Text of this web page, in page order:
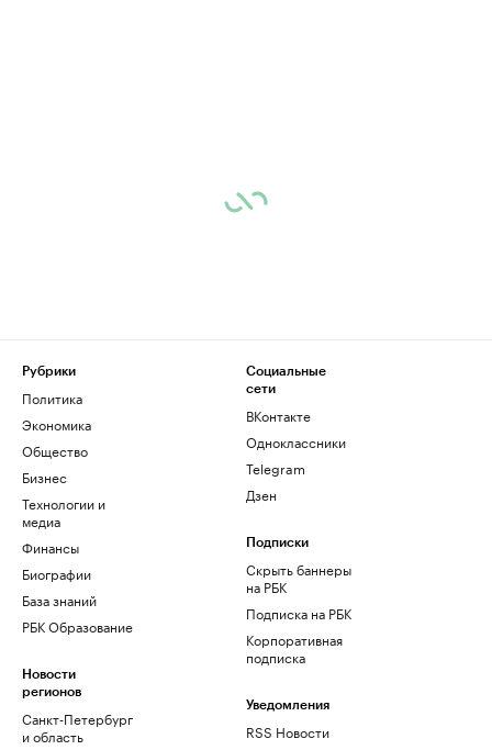
Рубрики
Политика
Экономика
Общество
Бизнес
Технологии и
медиа
Финансы
Биографии
База знаний
РБК Образование
Новости
регионов
Санкт-Петербург
и область
Социальные
сети
ВКонтакте
Одноклассники
Telegram
Дзен
Подписки
Скрыть баннеры
на РБК
Подписка на РБК
Корпоративная
подписка
Уведомления
RSS Новости